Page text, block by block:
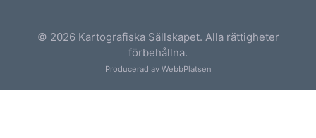
© 2026 Kartografiska Sällskapet. Alla rättigheter
förbehållna.
Producerad av WebbPlatsen